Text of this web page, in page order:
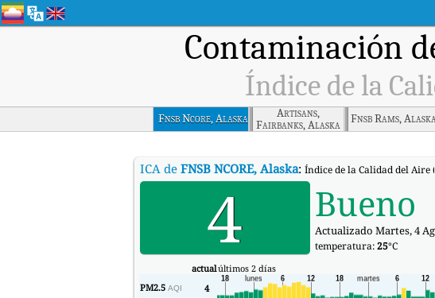
Contaminación
Índice de la
Fnsb Ncore, Alaska
Artisans,
Fairbanks, Alaska
Fnsb Rams,
ICA de FNSB NCORE, Alaska: Índice de la Calidad del Aire
4 Bueno
Actualizado Martes, 4
temperatura:25°C
actualúltimos 2 días
PM2.5 AQI 4